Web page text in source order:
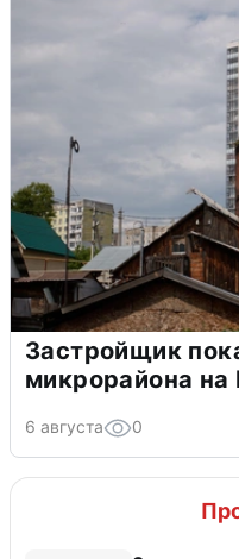
Застройщик
микрорайона на
6 августа 0